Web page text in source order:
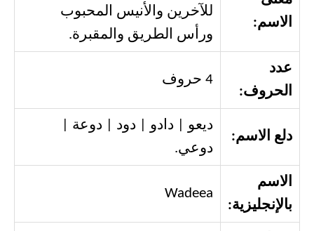
الاسم:
للآخرين والأنيس المحبوب
ورأس الطريق والمقبرة.
عدد
الحروف:
4 حروف
دلع الاسم:
ديعو | دادو | دود | دوعة |
دوعي.
الاسم
بالإنجليزية:
Wadeea